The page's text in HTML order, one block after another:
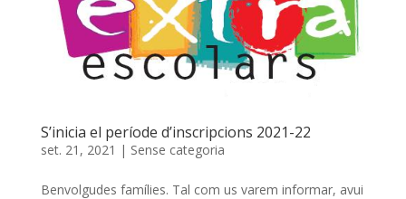
S’inicia el període d’inscripcions 2021-22
set. 21, 2021 | Sense categoria
Benvolgudes famílies. Tal com us varem informar, avui